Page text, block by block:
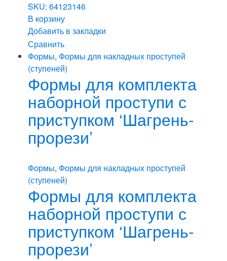
SKU: 64123146
В корзину
Добавить в закладки
Сравнить
Формы, Формы для накладных проступей
(ступеней)
Формы для комплекта
наборной проступи с
приступком ‘Шагрень-
прорези’
Формы, Формы для накладных проступей
(ступеней)
Формы для комплекта
наборной проступи с
приступком ‘Шагрень-
прорези’